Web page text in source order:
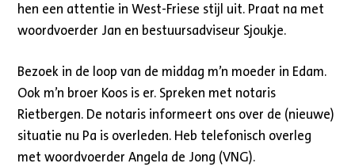
hen een attentie in West-Friese stijl uit. Praat na met
woordvoerder Jan en bestuursadviseur Sjoukje.
Bezoek in de loop van de middag m’n moeder in Edam.
Ook m’n broer Koos is er. Spreken met notaris
Rietbergen. De notaris informeert ons over de (nieuwe)
situatie nu Pa is overleden. Heb telefonisch overleg
met woordvoerder Angela de Jong (VNG).